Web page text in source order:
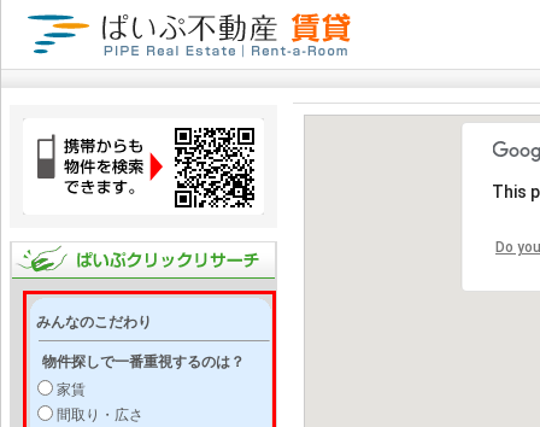
みんなのこだわり
物件探しで一番重視するのは？
家賃
間取り・広さ
This
Do